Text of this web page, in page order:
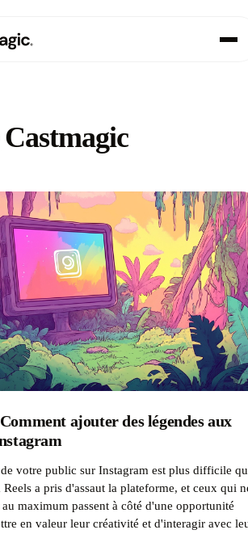
de nous
ajouter des légendes aux
votre public sur Instagram est plus difficile
a pris d'assaut la plateforme, et ceux qui
maximum passent à côté d'une opportunité
en valeur leur créativité et d'interagir avec